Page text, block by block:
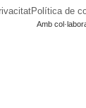
Política de
Amb